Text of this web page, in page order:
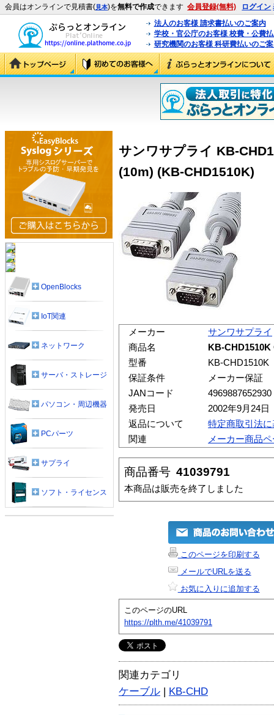
会員はオンラインで見積書(見本)を無料で作成できます 会員登録(無料) ログイン
法人のお客様 請求書払いのご案内
学校・官公庁のお客様 校費・公費
研究機関のお客様 科研費払いのご
サンワサプライ KB-
(10m) (KB-CHD1510K)
メーカー
サンワサプライ
商品名
KB-
型番
KB-CHD1510K
保証条件
メーカー保証
JANコード
4969887652930
発売日
2002年9月24日
返品について
特定商取引法
関連
メーカー商品
商品番号 41039791
本商品は販売を終了しました
このページを印刷する
メールでURLを送る
お気に入りに追加する
このページのURL
https://plth.me/41039791
関連カテゴリ
ケーブル | KB-CHD
OpenBlocks
IoT関連
ネットワーク
サーバ・ストレージ
パソコン・周辺機器
PCパーツ
サプライ
ソフト・ライセンス